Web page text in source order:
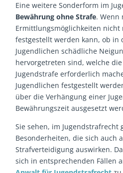
Eine weitere Sonderform im
Bewährung ohne Strafe. Wenn
Ermittlungsmöglichkeiten nicht
festgestellt werden kann, ob in
Jugendlichen schädliche
hervorgetreten sind, welche
Jugendstrafe erforderlich
Jugendlichen festgestellt
über die Verhängung einer
Bewährungszeit ausgesetzt
Sie sehen, im Jugendstrafrecht
Besonderheiten, die sich auch
Strafverteidigung auswirken.
sich in entsprechenden Fällen